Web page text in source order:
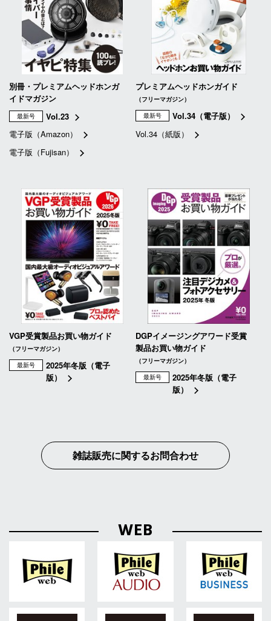
別冊・プレミアムヘッドホンガ
イドマガジン
最新号
Vol.23
電子版（Amazon）
電子版（Fujisan）
プレミアムヘッドホンガイド
（フリーマガジン）
最新号
Vol.34（電子版）
Vol.34（紙版）
VGP受賞製品お買い物ガイド
（フリーマガジン）
最新号
2025年冬版（電子
版）
DGPイメージングアワード受賞
製品お買い物ガイド
（フリーマガジン）
最新号
2025年冬版（電子
版）
雑誌販売に関するお問合わせ
WEB